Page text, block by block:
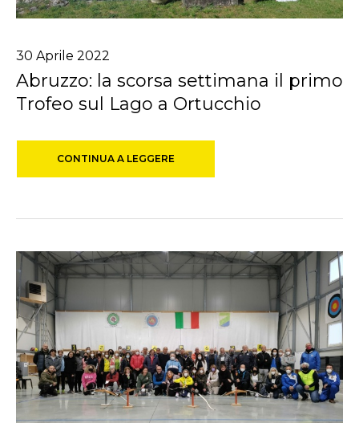
30 Aprile 2022
Abruzzo: la scorsa settimana il primo
Trofeo sul Lago a Ortucchio
CONTINUA A LEGGERE